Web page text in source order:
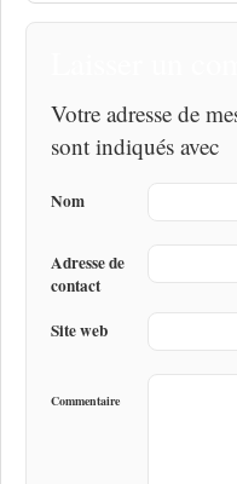
Votre adresse de
sont indiqués avec
Nom
Adresse de
contact
Site web
Commentaire